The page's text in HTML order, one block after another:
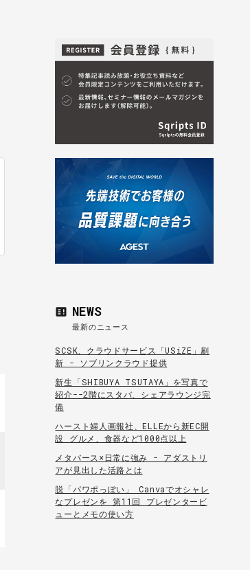
NEWS
最新のニュース
SCSK、クラウドサービス「USiZE」刷
新 - ソブリンクラウド提供
新生「SHIBUYA TSUTAYA」を写真で
紹介--2階にスタバ、シェアラウンジ完
備
ハースト婦人画報社、ELLEから新EC開
設 グルメ、食器など1000点以上
メタバース×日常に強み - アダストリ
アが見出した活路とは
脱「パワポっぽい」 Canvaでオシャレ
なプレゼンを 第11回 プレゼンタービ
ューとメモの使い方